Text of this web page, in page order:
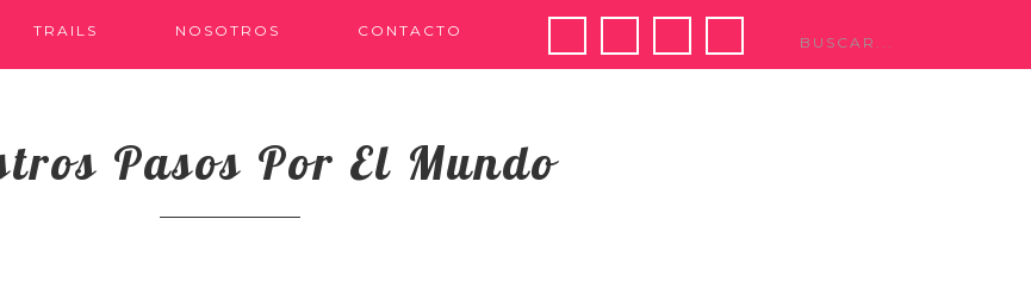
TRAILS NOSOTROS CONTACTO
Pasos Por El Mundo